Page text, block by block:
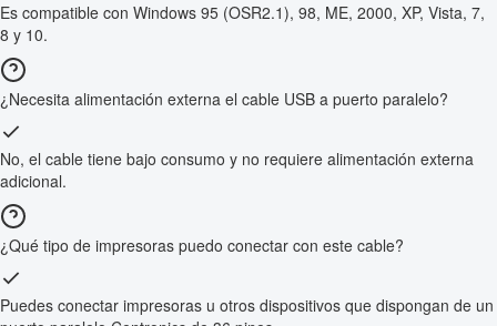
Es compatible con Windows 95 (OSR2.1), 98, ME, 2000, XP, Vista, 7,
8 y 10.
¿Necesita alimentación externa el cable USB a puerto paralelo?
No, el cable tiene bajo consumo y no requiere alimentación externa
adicional.
¿Qué tipo de impresoras puedo conectar con este cable?
Puedes conectar impresoras u otros dispositivos que dispongan de un